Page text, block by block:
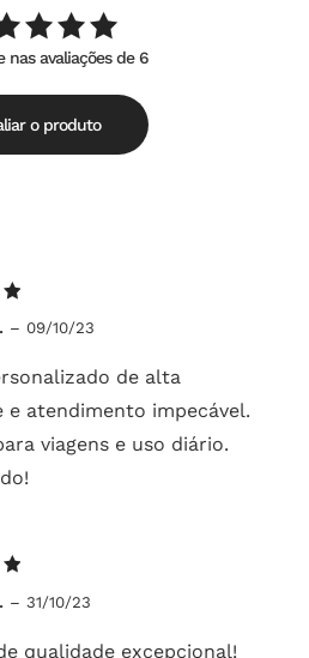
de
5
nas avaliações de 6
o produto
– 09/10/23
de alta
e atendimento impecável.
viagens e uso diário.
– 31/10/23
qualidade excepcional!